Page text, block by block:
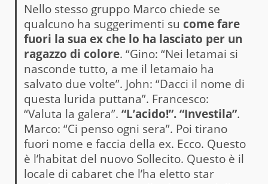
Nello stesso gruppo Marco chiede se
qualcuno ha suggerimenti su come fare
fuori la sua ex che lo ha lasciato per un
ragazzo di colore. “Gino: “Nei letamai si
nasconde tutto, a me il letamaio ha
salvato due volte”. John: “Dacci il nome di
questa lurida puttana”. Francesco:
“Valuta la galera”. “L’acido!”. “Investila”.
Marco: “Ci penso ogni sera”. Poi tirano
fuori nome e faccia della ex. Ecco. Questo
è l’habitat del nuovo Sollecito. Questo è il
locale di cabaret che l’ha eletto star